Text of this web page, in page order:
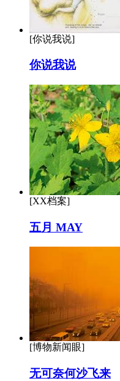
[你说我说]
你说我说
[XX档案]
五月 MAY
[博物新闻眼]
无可奈何沙飞来